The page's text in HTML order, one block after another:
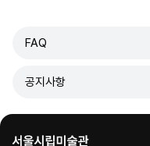
FAQ
공지사항